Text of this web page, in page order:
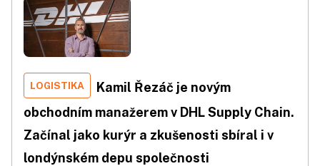
LOGISTIKA
Kamil Řezáč je novým
obchodním manažerem v DHL Supply Chain.
Začínal jako kurýr a zkušenosti sbíral i v
londýnském depu společnosti